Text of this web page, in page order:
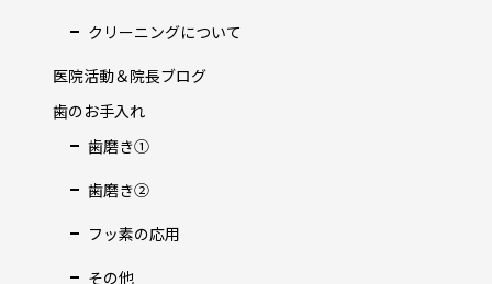
クリーニングについて
医院活動＆院長ブログ
歯のお手入れ
歯磨き①
歯磨き②
フッ素の応用
その他